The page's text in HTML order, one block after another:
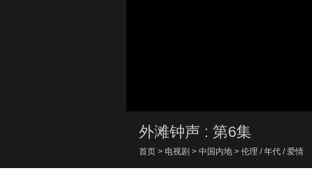
外滩钟声 : 第6集
首页 > 电视剧 > 中国内地 > 伦理 / 年代 / 爱情